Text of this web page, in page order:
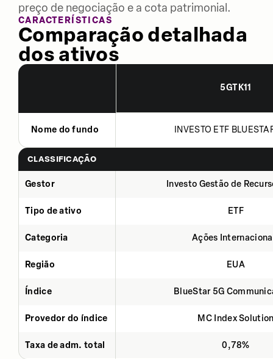
preço de negociação e a cota patrimonial.
CARACTERÍSTICAS
Comparação detalhada
dos ativos
5GTK11
Nome do fundo INVESTO ETF
CLASSIFICAÇÃO
Gestor Investo Gestão de
Tipo de ativo ETF
Categoria Ações
Região EUA
Índice BlueStar 5G
Provedor do índice MC Index
Taxa de adm. total 0,78%